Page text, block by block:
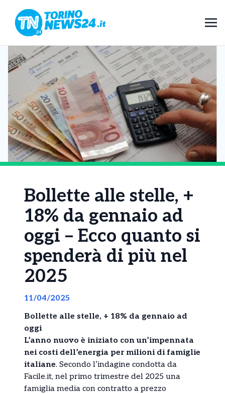
Bollette alle stelle, +
18% da gennaio ad
oggi – Ecco quanto si
spenderà di più nel
2025
11/04/2025
Bollette alle stelle, + 18% da gennaio ad
oggi
L’anno nuovo è iniziato con un’impennata
nei costi dell’energia per milioni di famiglie
italiane. Secondo l’indagine condotta da
Facile.it, nel primo trimestre del 2025 una
famiglia media con contratto a prezzo